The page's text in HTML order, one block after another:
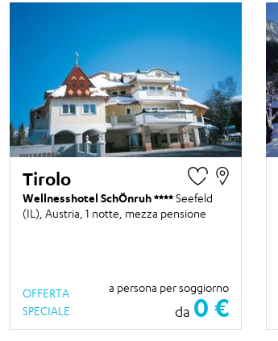
Tirolo
Wellnesshotel SchÖnruh
Seefeld
(IL), Austria, 1 notte , mezza pensione
OFFERTA
SPECIALE
a persona per soggiorno
da 0 €